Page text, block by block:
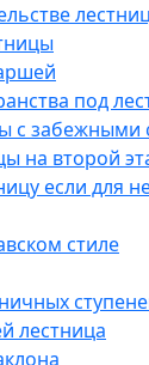
под
с забежными
на второй
если для
стиле
лестница